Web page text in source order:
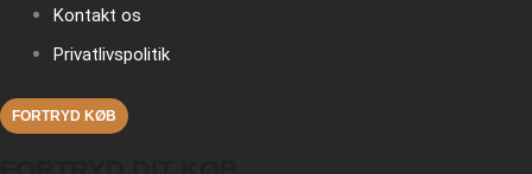
Kontakt os
Privatlivspolitik
FORTRYD KØB